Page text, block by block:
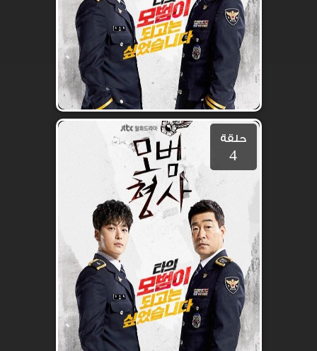
حلقة
4